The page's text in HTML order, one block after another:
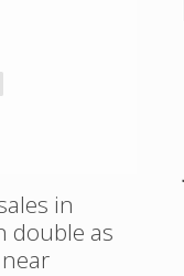
in
double as